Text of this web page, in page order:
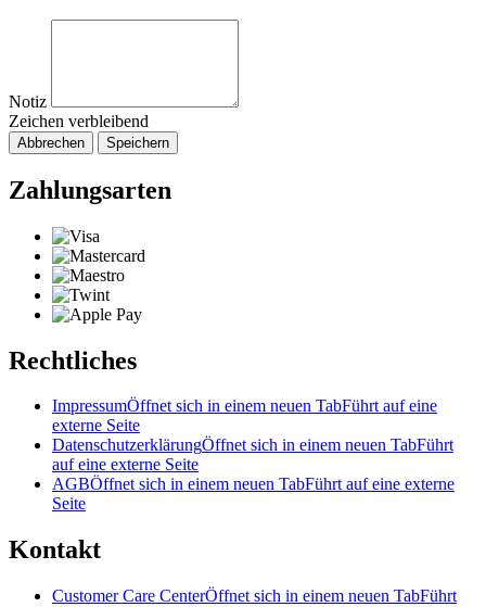
Notiz
Zeichen verbleibend
Abbrechen Speichern
Zahlungsarten
Rechtliches
ImpressumÖffnet sich in einem neuen TabFührt auf eine
externe Seite
DatenschutzerklärungÖffnet sich in einem neuen TabFührt
auf eine externe Seite
AGBÖffnet sich in einem neuen TabFührt auf eine externe
Seite
Kontakt
Customer Care CenterÖffnet sich in einem neuen TabFührt